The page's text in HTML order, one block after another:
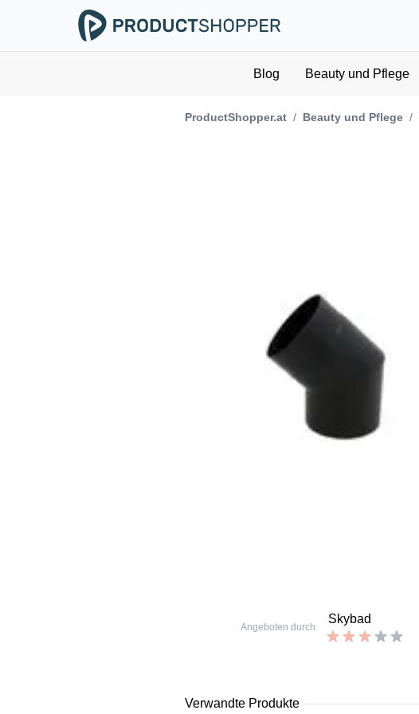
Blog Beauty und Pflege
ProductShopper.at / Beauty und Pflege /
Angeboten durch
Skybad
Verwandte Produkte